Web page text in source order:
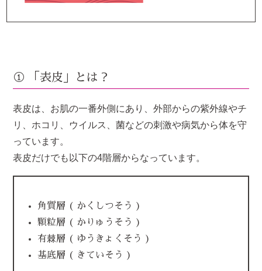
① 「表皮」とは？
表皮は、お肌の一番外側にあり、外部からの紫外線やチ
リ、ホコリ、ウイルス、菌などの刺激や病気から体を守
っています。
表皮だけでも以下の4階層からなっています。
角質層 ( かくしつそう )
顆粒層 ( かりゅうそう )
有棘層 ( ゆうきょくそう )
基底層 ( きていそう )